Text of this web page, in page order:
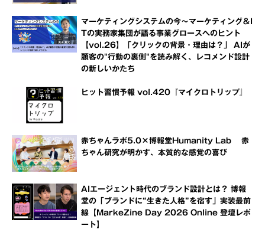
マーケティングシステムの今～マーケティング＆I
Tの実務家集団が語る事業グロースへのヒント
【vol.26】「クリックの背景・理由は？」 AIが
顧客の"行動の裏側"を読み解く、レコメンド設計
の新しいかたち
ヒット習慣予報 vol.420『マイクロトリップ』
赤ちゃんラボ5.0×博報堂Humanity Lab 赤
ちゃん研究が明かす、本質的な感覚の喜び
AIエージェント時代のブランド設計とは？ 博報
堂の「ブランドに“生きた人格”を宿す」実装最前
線【MarkeZine Day 2026 Online 登壇レポ
ート】